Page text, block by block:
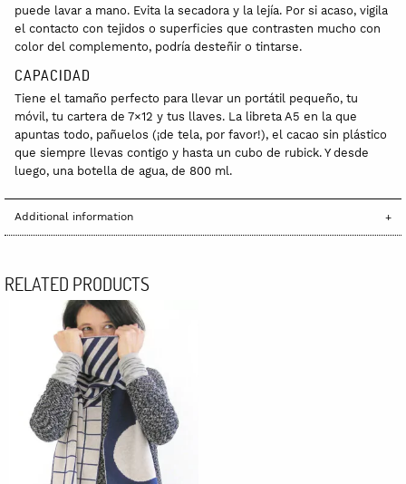
puede lavar a mano. Evita la secadora y la lejía. Por si acaso, vigila
el contacto con tejidos o superficies que contrasten mucho con
color del complemento, podría desteñir o tintarse.
CAPACIDAD
Tiene el tamaño perfecto para llevar un portátil pequeño, tu
móvil, tu cartera de 7×12 y tus llaves. La libreta A5 en la que
apuntas todo, pañuelos (¡de tela, por favor!), el cacao sin plástico
que siempre llevas contigo y hasta un cubo de rubick. Y desde
luego, una botella de agua, de 800 ml.
Additional information
RELATED PRODUCTS